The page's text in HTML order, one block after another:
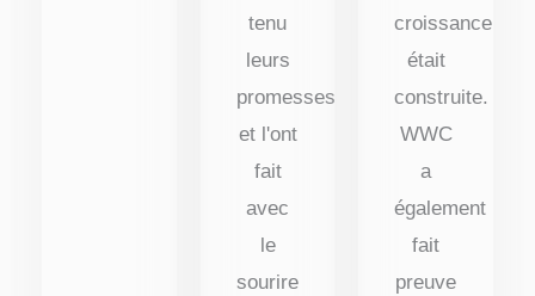
tenu
leurs
promesses
et l'ont
fait
avec
le
sourire
croissance
était
construite.
WWC
a
également
fait
preuve